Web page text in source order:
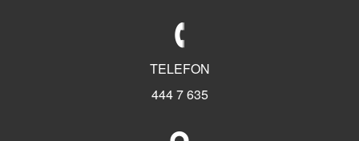
Türkiye'nin İlk Özel Dedektiflik Firması
TELEFON
444 7 635